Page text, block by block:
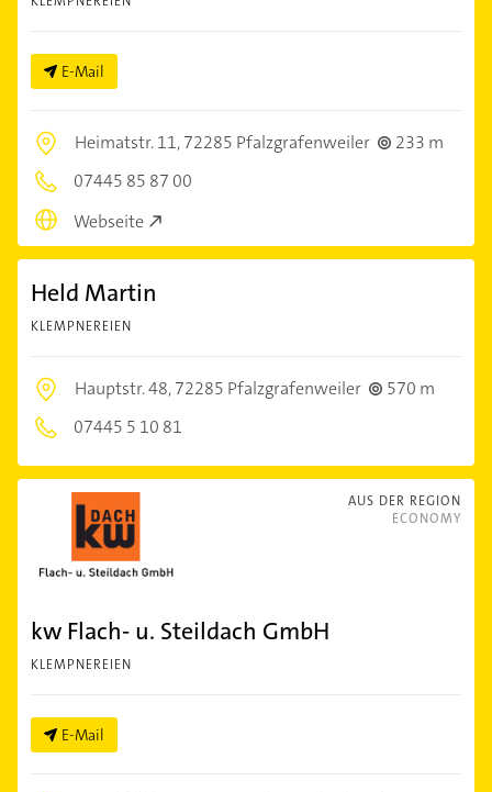
E-Mail
Heimatstr. 11,72285 Pfalzgrafenweiler
233 m
07445 85 87 00
Webseite
Held Martin
KLEMPNEREIEN
Hauptstr. 48,72285 Pfalzgrafenweiler
570 m
07445 5 10 81
AUS DER REGION
ECONOMY
kw Flach- u. Steildach GmbH
KLEMPNEREIEN
E-Mail